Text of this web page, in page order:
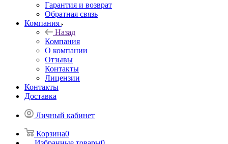
Гарантия и возврат
Обратная связь
Компания
Назад
Компания
О компании
Отзывы
Контакты
Лицензии
Контакты
Доставка
Личный кабинет
Корзина0